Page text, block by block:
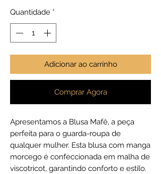
Quantidade *
Adicionar ao carrinho
Comprar Agora
Apresentamos a Blusa Mafê, a peça
perfeita para o guarda-roupa de
qualquer mulher. Esta blusa com manga
morcego é confeccionada em malha de
viscotricot, garantindo conforto e estilo.